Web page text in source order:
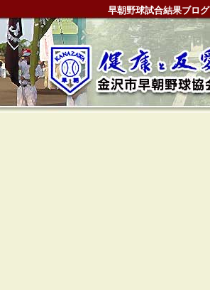
早朝野球試合結果ブログ